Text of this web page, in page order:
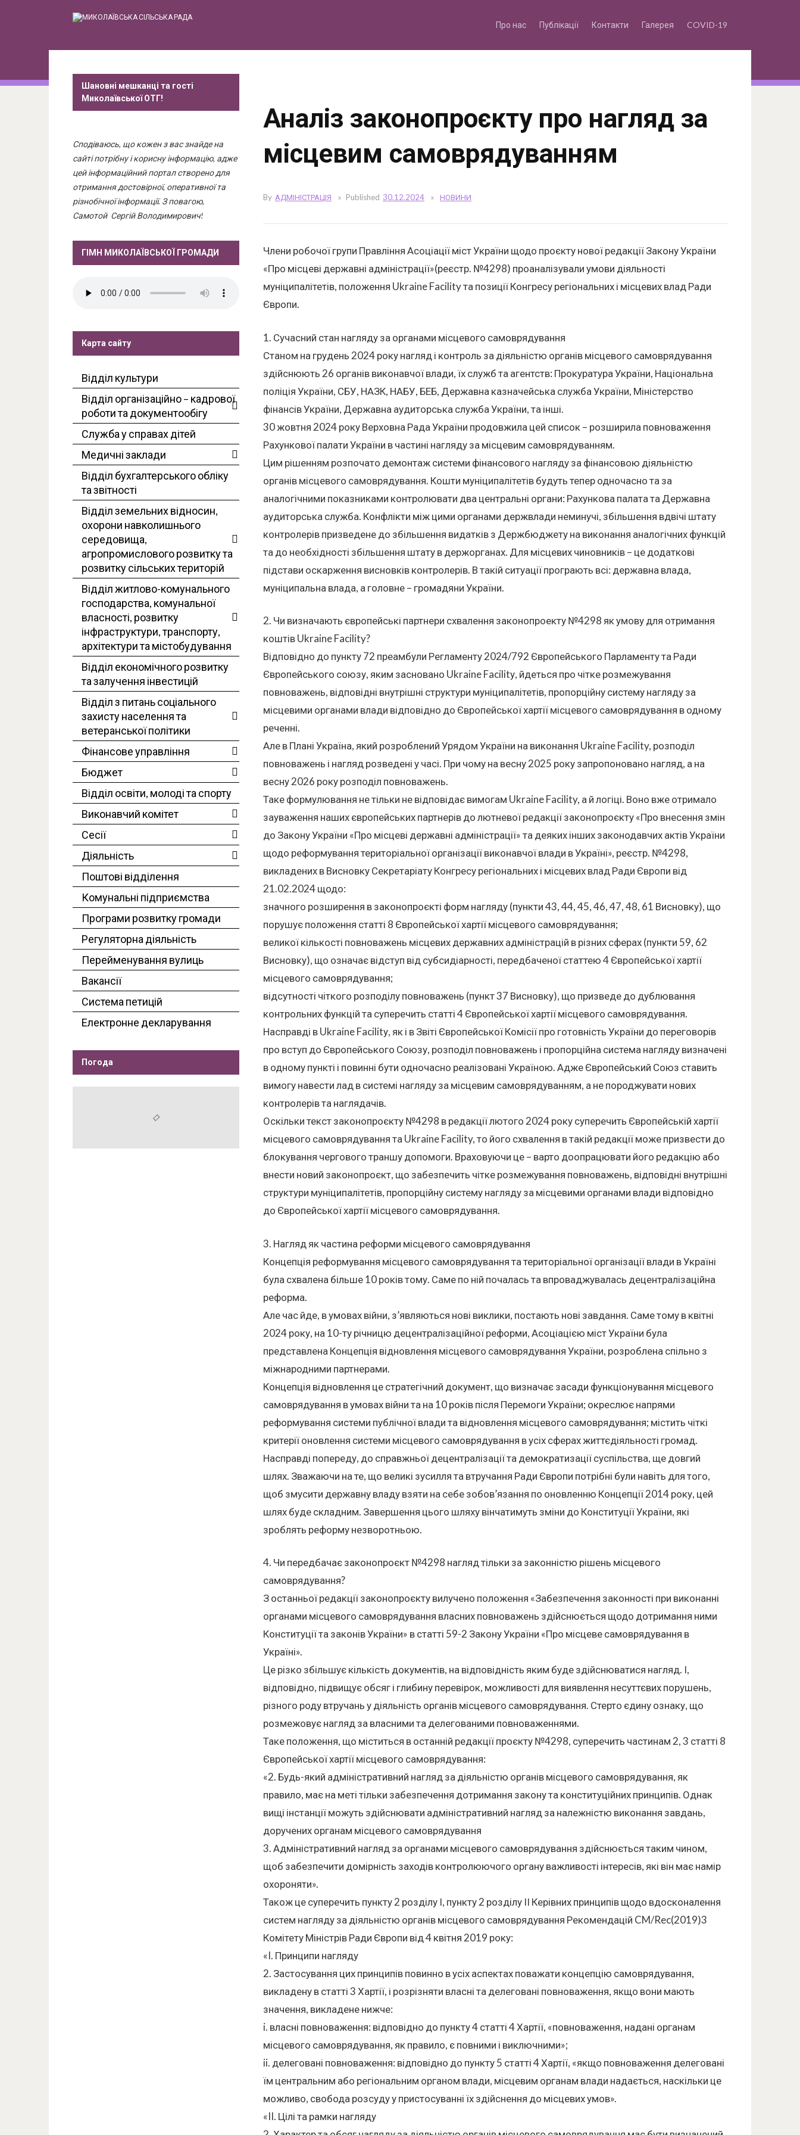
Про нас Публікації Контакти Галерея COVID-19
Аналіз законопроєкту про нагляд за
місцевим самоврядуванням
By АДМІНІСТРАЦІЯ Published 30.12.2024 НОВИНИ
Члени робочої групи Правління Асоціації міст України щодо проєкту нової редакції Закону України
«Про місцеві державні адміністрації»(реєстр. №4298) проаналізували умови діяльності
муніципалітетів, положення Ukraine Facility та позиції Конгресу регіональних і місцевих влад Ради
Європи.
1. Сучасний стан нагляду за органами місцевого самоврядування
Станом на грудень 2024 року нагляд і контроль за діяльністю органів місцевого самоврядування
здійснюють 26 органів виконавчої влади, їх служб та агентств: Прокуратура України, Національна
поліція України, СБУ, НАЗК, НАБУ, БЕБ, Державна казначейська служба України, Міністерство
фінансів України, Державна аудиторська служба України, та інші.
30 жовтня 2024 року Верховна Рада України продовжила цей список – розширила повноваження
Рахункової палати України в частині нагляду за місцевим самоврядуванням.
Цим рішенням розпочато демонтаж системи фінансового нагляду за фінансовою діяльністю
органів місцевого самоврядування. Кошти муніципалітетів будуть тепер одночасно та за
аналогічними показниками контролювати два центральні органи: Рахункова палата та Державна
аудиторська служба. Конфлікти між цими органами держвлади неминучі, збільшення вдвічі штату
контролерів призведене до збільшення видатків з Держбюджету на виконання аналогічних функцій
та до необхідності збільшення штату в держорганах. Для місцевих чиновників – це додаткові
підстави оскарження висновків контролерів. В такій ситуації програють всі: державна влада,
муніципальна влада, а головне – громадяни України.
2. Чи визначають європейські партнери схвалення законопроекту №4298 як умову для отримання
коштів Ukraine Facility?
Відповідно до пункту 72 преамбули Регламенту 2024/792 Європейського Парламенту та Ради
Європейського союзу, яким засновано Ukraine Facilitу, йдеться про чітке розмежування
повноважень, відповідні внутрішні структури муніципалітетів, пропорційну систему нагляду за
місцевими органами влади відповідно до Європейської хартії місцевого самоврядування в одному
реченні.
Але в Плані Україна, який розроблений Урядом України на виконання Ukraine Facility, розподіл
повноважень і нагляд розведені у часі. При чому на весну 2025 року запропоновано нагляд, а на
весну 2026 року розподіл повноважень.
Таке формулювання не тільки не відповідає вимогам Ukraine Facility, а й логіці. Воно вже отримало
зауваження наших європейських партнерів до лютневої редакції законопроєкту «Про внесення змін
до Закону України «Про місцеві державні адміністрації» та деяких інших законодавчих актів України
щодо реформування територіальної організації виконавчої влади в Україні», реєстр. №4298,
викладених в Висновку Секретаріату Конгресу регіональних і місцевих влад Ради Європи від
21.02.2024 щодо:
значного розширення в законопроєкті форм нагляду (пункти 43, 44, 45, 46, 47, 48, 61 Висновку), що
порушує положення статті 8 Європейської хартії місцевого самоврядування;
великої кількості повноважень місцевих державних адміністрацій в різних сферах (пункти 59, 62
Висновку), що означає відступ від субсидіарності, передбаченої статтею 4 Європейської хартії
місцевого самоврядування;
відсутності чіткого розподілу повноважень (пункт 37 Висновку), що призведе до дублювання
контрольних функцій та суперечить статті 4 Європейської хартії місцевого самоврядування.
Насправді в Ukraine Facilitу, як і в Звіті Європейської Комісії про готовність України до переговорів
про вступ до Європейського Союзу, розподіл повноважень і пропорційна система нагляду визначені
в одному пункті і повинні бути одночасно реалізовані Україною. Адже Європейський Союз ставить
вимогу навести лад в системі нагляду за місцевим самоврядуванням, а не породжувати нових
контролерів та наглядачів.
Оскільки текст законопроєкту №4298 в редакції лютого 2024 року суперечить Європейській хартії
місцевого самоврядування та Ukraine Facility, то його схвалення в такій редакції може призвести до
блокування чергового траншу допомоги. Враховуючи це – варто доопрацювати його редакцію або
внести новий законопроєкт, що забезпечить чітке розмежування повноважень, відповідні внутрішні
структури муніципалітетів, пропорційну систему нагляду за місцевими органами влади відповідно
до Європейської хартії місцевого самоврядування.
3. Нагляд як частина реформи місцевого самоврядування
Концепція реформування місцевого самоврядування та територіальної організації влади в Україні
була схвалена більше 10 років тому. Саме по ній почалась та впроваджувалась децентралізаційна
реформа.
Але час йде, в умовах війни, з’являються нові виклики, постають нові завдання. Саме тому в квітні
2024 року, на 10-ту річницю децентралізаційної реформи, Асоціацією міст України була
представлена Концепція відновлення місцевого самоврядування України, розроблена спільно з
міжнародними партнерами.
Концепція відновлення це стратегічний документ, що визначає засади функціонування місцевого
самоврядування в умовах війни та на 10 років після Перемоги України; окреслює напрями
реформування системи публічної влади та відновлення місцевого самоврядування; містить чіткі
критерії оновлення системи місцевого самоврядування в усіх сферах життєдіяльності громад.
Насправді попереду, до справжньої децентралізації та демократизації суспільства, ще довгий
шлях. Зважаючи на те, що великі зусилля та втручання Ради Європи потрібні були навіть для того,
щоб змусити державну владу взяти на себе зобов’язання по оновленню Концепції 2014 року, цей
шлях буде складним. Завершення цього шляху вінчатимуть зміни до Конституції України, які
зроблять реформу незворотньою.
4. Чи передбачає законопроєкт №4298 нагляд тільки за законністю рішень місцевого
самоврядування?
З останньої редакції законопроєкту вилучено положення «Забезпечення законності при виконанні
органами місцевого самоврядування власних повноважень здійснюється щодо дотримання ними
Конституції та законів України» в статті 59-2 Закону України «Про місцеве самоврядування в
Україні».
Це різко збільшує кількість документів, на відповідність яким буде здійснюватися нагляд. І,
відповідно, підвищує обсяг і глибину перевірок, можливості для виявлення несуттєвих порушень,
різного роду втручань у діяльність органів місцевого самоврядування. Стерто єдину ознаку, що
розмежовує нагляд за власними та делегованими повноваженнями.
Таке положення, що міститься в останній редакції проєкту №4298, суперечить частинам 2, 3 статті 8
Європейської хартії місцевого самоврядування:
«2. Будь-який адміністративний нагляд за діяльністю органів місцевого самоврядування, як
правило, має на меті тільки забезпечення дотримання закону та конституційних принципів. Однак
вищі інстанції можуть здійснювати адміністративний нагляд за належністю виконання завдань,
доручених органам місцевого самоврядування
3. Адміністративний нагляд за органами місцевого самоврядування здійснюється таким чином,
щоб забезпечити домірність заходів контролюючого органу важливості інтересів, які він має намір
охороняти».
Також це суперечить пункту 2 розділу І, пункту 2 розділу ІІ Керівних принципів щодо вдосконалення
систем нагляду за діяльністю органів місцевого самоврядування Рекомендацій CM/Rec(2019)3
Комітету Міністрів Ради Європи від 4 квітня 2019 року:
«I. Принципи нагляду
2. Застосування цих принципів повинно в усіх аспектах поважати концепцію самоврядування,
викладену в статті 3 Хартії, і розрізняти власні та делеговані повноваження, якщо вони мають
значення, викладене нижче:
i. власні повноваження: відповідно до пункту 4 статті 4 Хартії, «повноваження, надані органам
місцевого самоврядування, як правило, є повними і виключними»;
ii. делеговані повноваження: відповідно до пункту 5 статті 4 Хартії, «якщо повноваження делеговані
їм центральним або регіональним органом влади, місцевим органам влади надається, наскільки це
можливо, свобода розсуду у пристосуванні їх здійснення до місцевих умов».
«II. Цілі та рамки нагляду
Шановні мешканці та гості
Миколаївської ОТГ!
Сподіваюсь, що кожен з вас знайде на
сайті потрібну і корисну інформацію, адже
цей інформаційний портал створено для
отримання достовірної, оперативної та
різнобічної інформації. З повагою,
Самотой Сергій Володимирович!
ГІМН МИКОЛАЇВСЬКОЇ ГРОМАДИ
Карта сайту
Відділ культури
Відділ організаційно – кадрової
роботи та документообігу
Служба у справах дітей
Медичні заклади
Відділ бухгалтерського обліку
та звітності
Відділ земельних відносин,
охорони навколишнього
середовища,
агропромислового розвитку та
розвитку сільських територій
Відділ житлово-комунального
господарства, комунальної
власності, розвитку
інфраструктури, транспорту,
архітектури та містобудування
Відділ економічного розвитку
та залучення інвестицій
Відділ з питань соціального
захисту населення та
ветеранської політики
Фінансове управління
Бюджет
Відділ освіти, молоді та спорту
Виконавчий комітет
Сесії
Діяльність
Поштові відділення
Комунальні підприємства
Програми розвитку громади
Регуляторна діяльність
Перейменування вулиць
Вакансії
Система петицій
Електронне декларування
Погода